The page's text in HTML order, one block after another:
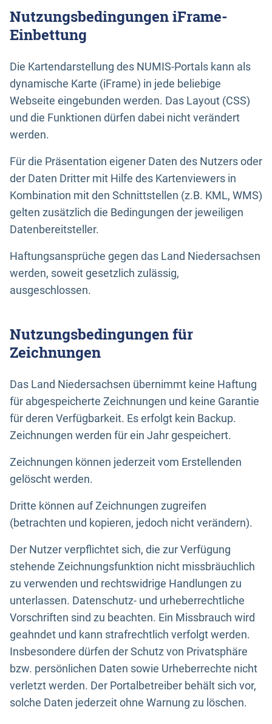
Nutzungsbedingungen iFrame-
Einbettung
Die Kartendarstellung des NUMIS-Portals kann als
dynamische Karte (iFrame) in jede beliebige
Webseite eingebunden werden. Das Layout (CSS)
und die Funktionen dürfen dabei nicht verändert
werden.
Für die Präsentation eigener Daten des Nutzers oder
der Daten Dritter mit Hilfe des Kartenviewers in
Kombination mit den Schnittstellen (z.B. KML, WMS)
gelten zusätzlich die Bedingungen der jeweiligen
Datenbereitsteller.
Haftungsansprüche gegen das Land Niedersachsen
werden, soweit gesetzlich zulässig,
ausgeschlossen.
Nutzungsbedingungen für
Zeichnungen
Das Land Niedersachsen übernimmt keine Haftung
für abgespeicherte Zeichnungen und keine Garantie
für deren Verfügbarkeit. Es erfolgt kein Backup.
Zeichnungen werden für ein Jahr gespeichert.
Zeichnungen können jederzeit vom Erstellenden
gelöscht werden.
Dritte können auf Zeichnungen zugreifen
(betrachten und kopieren, jedoch nicht verändern).
Der Nutzer verpflichtet sich, die zur Verfügung
stehende Zeichnungsfunktion nicht missbräuchlich
zu verwenden und rechtswidrige Handlungen zu
unterlassen. Datenschutz- und urheberrechtliche
Vorschriften sind zu beachten. Ein Missbrauch wird
geahndet und kann strafrechtlich verfolgt werden.
Insbesondere dürfen der Schutz von Privatsphäre
bzw. persönlichen Daten sowie Urheberrechte nicht
verletzt werden. Der Portalbetreiber behält sich vor,
solche Daten jederzeit ohne Warnung zu löschen.